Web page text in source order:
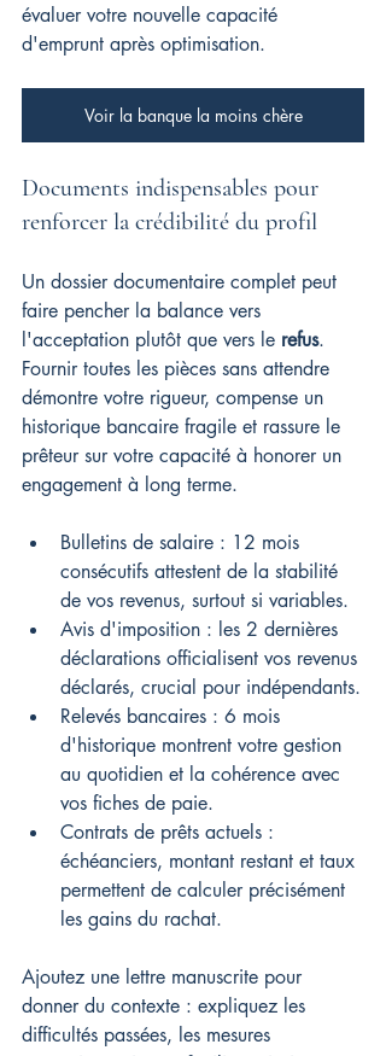
évaluer votre nouvelle capacité
d'emprunt après optimisation.
Voir la banque la moins chère
Documents indispensables pour
renforcer la crédibilité du profil
Un dossier documentaire complet peut
faire pencher la balance vers
l'acceptation plutôt que vers le refus.
Fournir toutes les pièces sans attendre
démontre votre rigueur, compense un
historique bancaire fragile et rassure le
prêteur sur votre capacité à honorer un
engagement à long terme.
Bulletins de salaire : 12 mois
consécutifs attestent de la stabilité
de vos revenus, surtout si variables.
Avis d'imposition : les 2 dernières
déclarations officialisent vos revenus
déclarés, crucial pour indépendants.
Relevés bancaires : 6 mois
d'historique montrent votre gestion
au quotidien et la cohérence avec
vos fiches de paie.
Contrats de prêts actuels :
échéanciers, montant restant et taux
permettent de calculer précisément
les gains du rachat.
Ajoutez une lettre manuscrite pour
donner du contexte : expliquez les
difficultés passées, les mesures